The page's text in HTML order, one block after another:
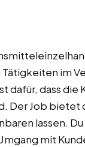
im
dafür, dass
Der Job
lassen.
mit